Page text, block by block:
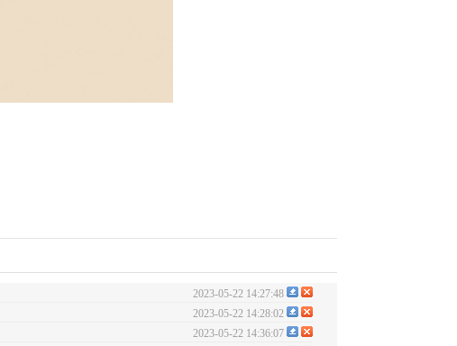
2023-05-22 14:27:48
2023-05-22 14:28:02
2023-05-22 14:36:07